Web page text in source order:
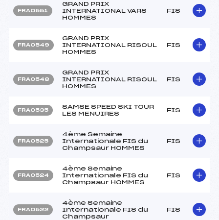
FRA0551
GRAND PRIX
INTERNATIONAL VARS
HOMMES
FIS
FRA0549
GRAND PRIX
INTERNATIONAL RISOUL
HOMMES
FIS
FRA0548
GRAND PRIX
INTERNATIONAL RISOUL
HOMMES
FIS
FRA0535
SAMSE SPEED SKI TOUR
LES MENUIRES
FIS
FRA0525
4ème Semaine
Internationale FIS du
Champsaur HOMMES
FIS
FRA0524
4ème Semaine
Internationale FIS du
Champsaur HOMMES
FIS
FRA0522
4ème Semaine
Internationale FIS du
Champsaur
FIS